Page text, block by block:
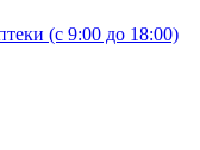
(с 9:00 до 18:00)